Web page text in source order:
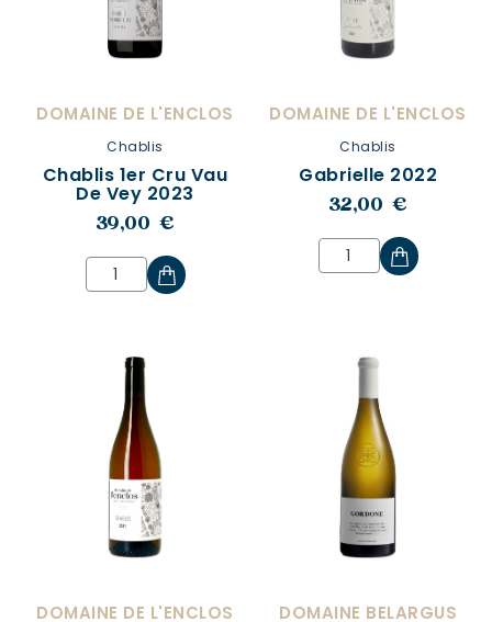
DOMAINE DE L'ENCLOS
Chablis
Chablis 1er Cru Vau
De Vey 2023
39,00 €
DOMAINE DE L'ENCLOS
Chablis
Gabrielle 2022
32,00 €
DOMAINE DE L'ENCLOS DOMAINE BELARGUS